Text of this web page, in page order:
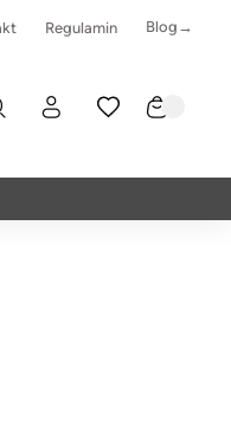
Regulamin Blog→